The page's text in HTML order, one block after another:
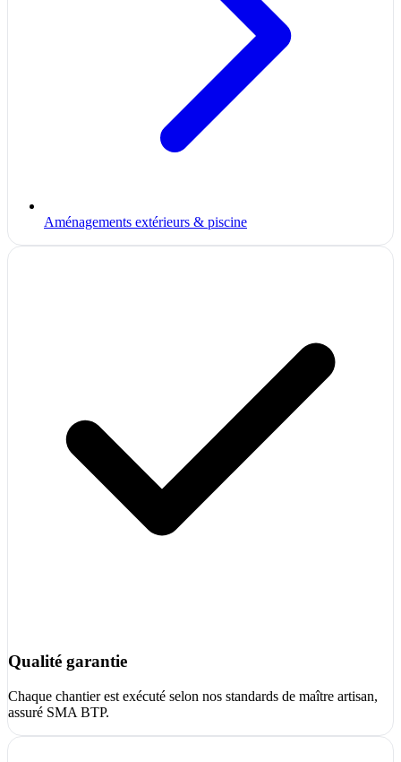
Aménagements extérieurs & piscine
Qualité garantie
Chaque chantier est exécuté selon nos standards de maître artisan,
assuré SMA BTP.